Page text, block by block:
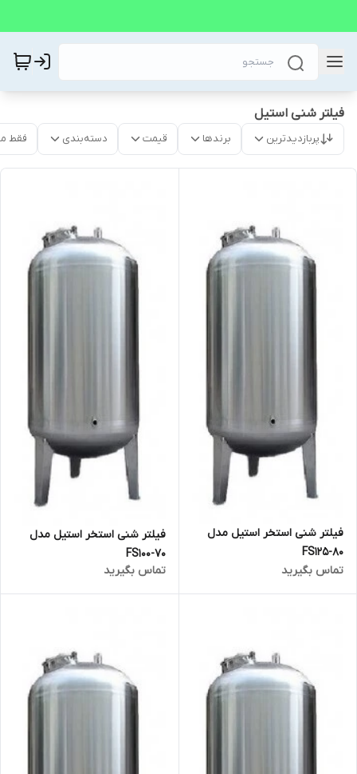
فیلتر شنی استیل
پربازدیدترین برندها قیمت دسته‌بندی فقط
فیلتر شنی استخر استیل مدل
FS125-80
تماس بگیرید
فیلتر شنی استخر استیل مدل
FS100-70
تماس بگیرید